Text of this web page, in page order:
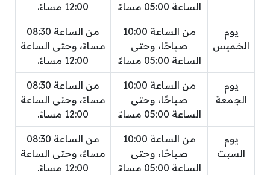
الساعة 05:00 مساءً.
12:00 مساءً.
يوم
الخميس
من الساعة 10:00
صباحًا، وحتى
الساعة 05:00 مساءً.
من الساعة 08:30
مساءً، وحتى الساعة
12:00 مساءً.
يوم
الجمعة
من الساعة 10:00
صباحًا، وحتى
الساعة 05:00 مساءً.
من الساعة 08:30
مساءً، وحتى الساعة
12:00 مساءً.
يوم
السبت
من الساعة 10:00
صباحًا، وحتى
الساعة 05:00 مساءً.
من الساعة 08:30
مساءً، وحتى الساعة
12:00 مساءً.